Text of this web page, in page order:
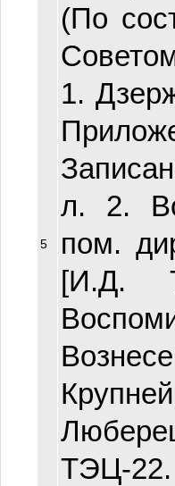
5
(По
1.
л. 2.
пом.
[И.Д.
ТЭЦ-